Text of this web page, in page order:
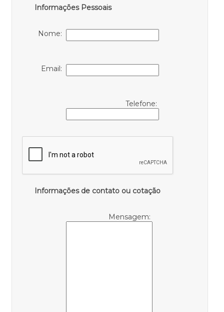
Informações Pessoais
Nome:
Email:
Telefone:
Informações de contato ou cotação
Mensagem: